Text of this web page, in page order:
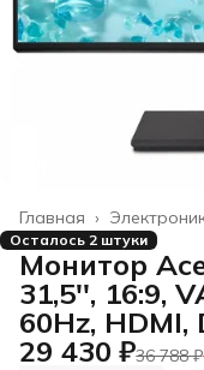
Главная ›
Осталось 2 штуки
Монитор
31,5'', 16:9,
60Hz, HDMI,
29 430 ₽36 788 ₽